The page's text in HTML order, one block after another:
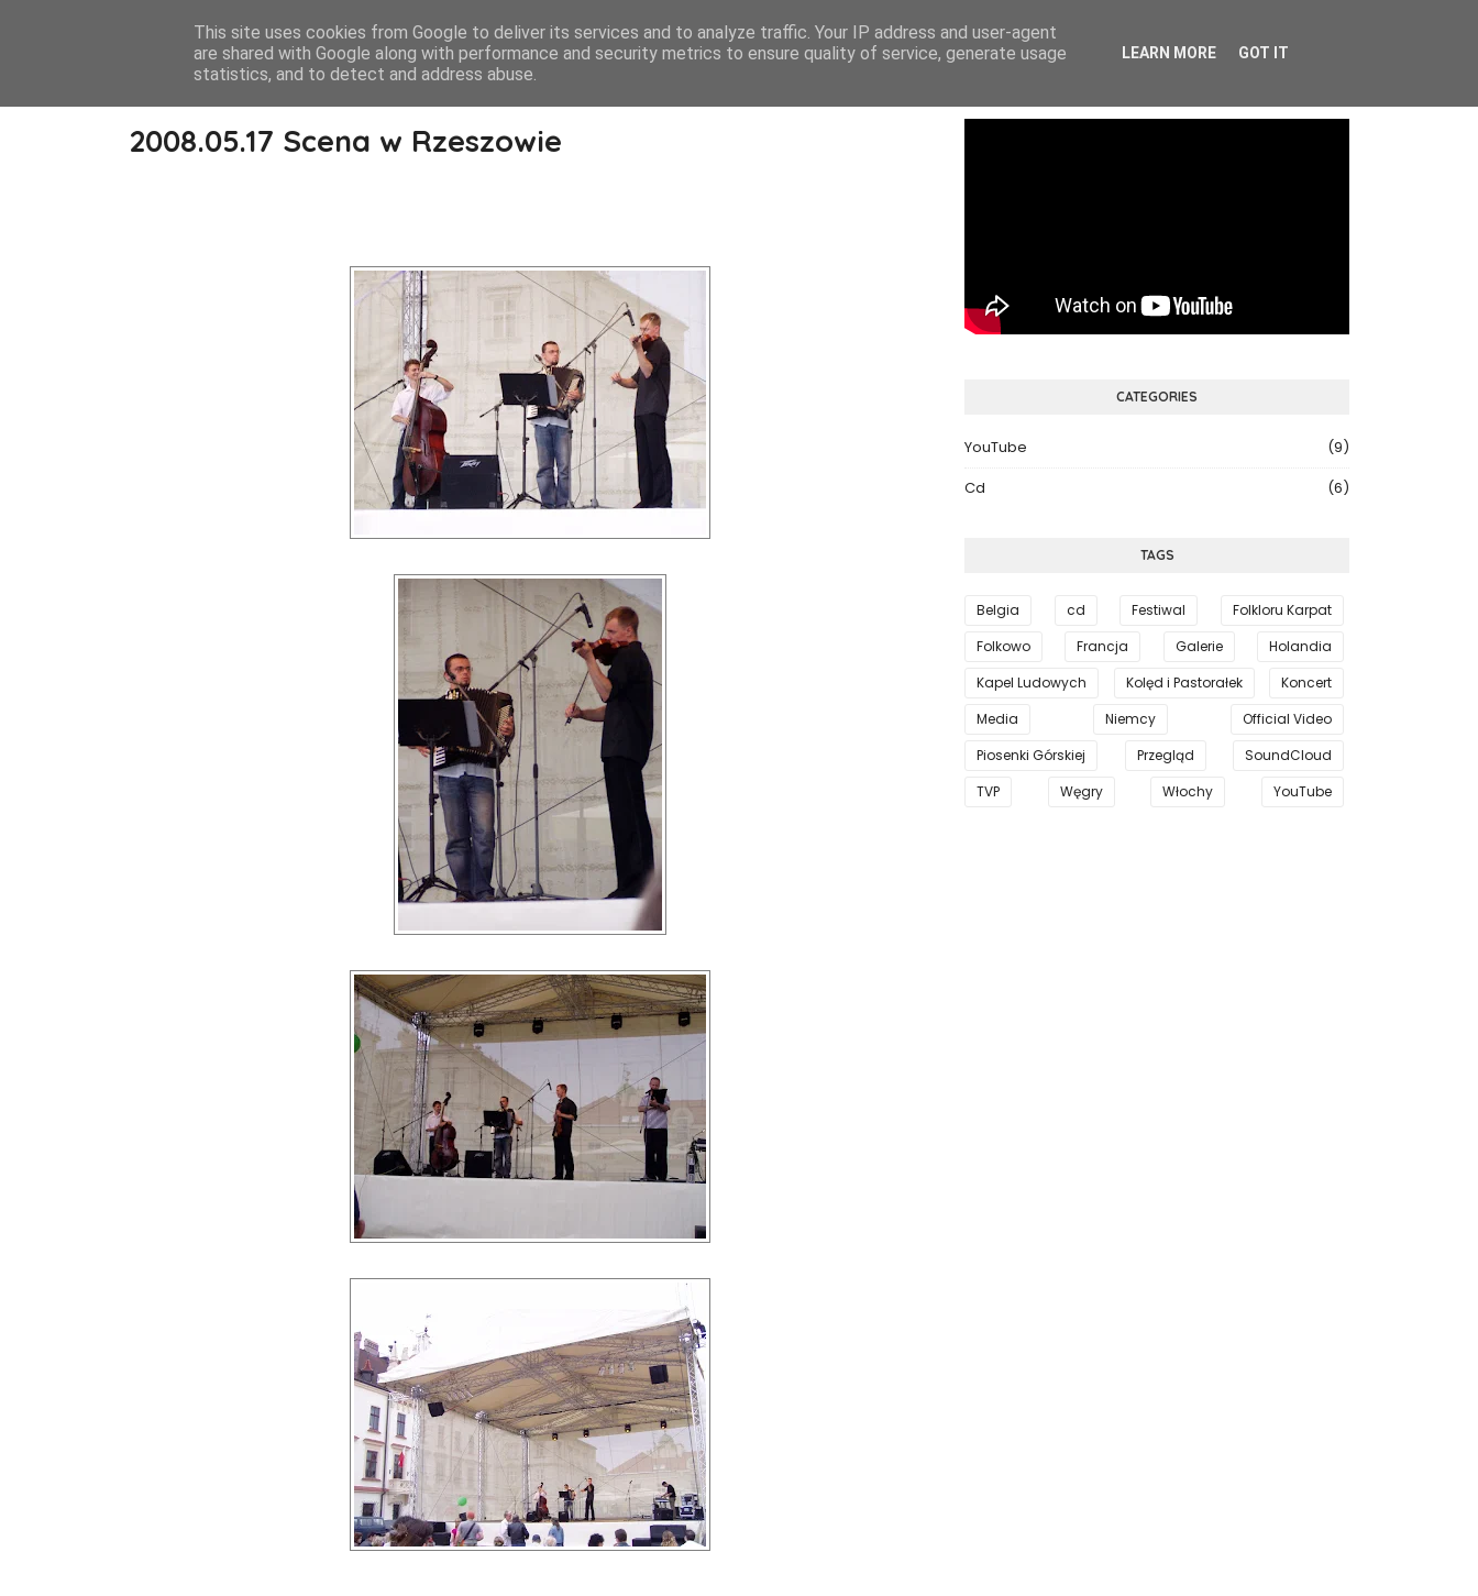
START NASZE CD GALERIE
2008.05.17 Scena w Rzeszowie
CATEGORIES
YouTube
(9)
Cd
(6)
TAGS
Belgia cd Festiwal
Folkloru Karpat
Folkowo
Francja Galerie
Holandia
Kapel Ludowych
Kolęd i Pastorałek
Koncert
Media
Niemcy
Official Video
Piosenki Górskiej
Przegląd
SoundCloud
TVP
Węgry Włochy YouTube
This site uses cookies from Google to deliver its services and to analyze traffic. Your IP address and user-agent
are shared with Google along with performance and security metrics to ensure quality of service, generate usage
statistics, and to detect and address abuse.
LEARN MORE GOT IT